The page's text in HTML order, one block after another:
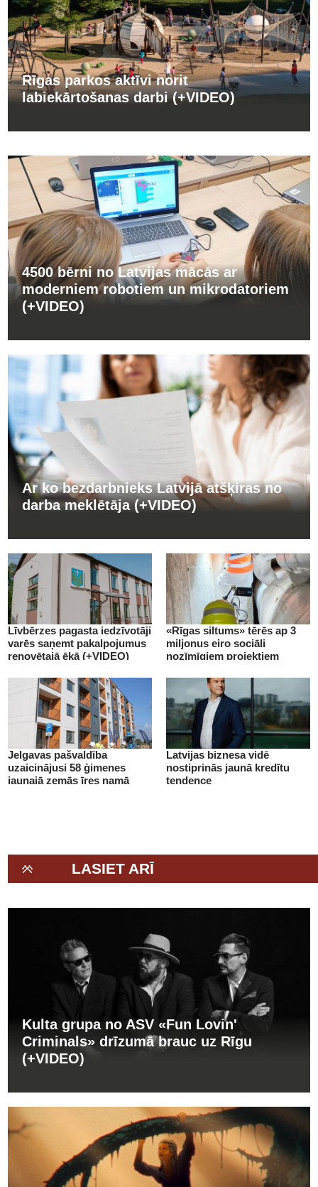
Rīgas parkos aktīvi norit
labiekārtošanas darbi (+VIDEO)
4500 bērni no Latvijas mācās ar
moderniem robotiem un mikrodatoriem
(+VIDEO)
Ar ko bezdarbnieks Latvijā atšķiras no
darba meklētāja (+VIDEO)
Līvbērzes pagasta iedzīvotāji
varēs saņemt pakalpojumus
renovētajā ēkā (+VIDEO)
«Rīgas siltums» tērēs ap 3
miljonus eiro sociāli
nozīmīgiem projektiem
Jelgavas pašvaldība
uzaicinājusi 58 ģimenes
jaunajā zemās īres namā
Latvijas biznesa vidē
nostiprinās jaunā kredītu
tendence
LASIET ARĪ
Kulta grupa no ASV «Fun Lovin'
Criminals» drīzumā brauc uz Rīgu
(+VIDEO)